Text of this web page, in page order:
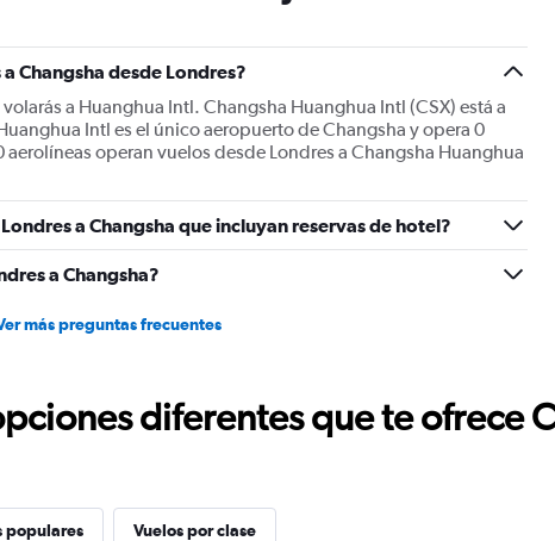
displaying
flights.
Range:
0
2.4.
Changsha desde Londres?
a Huanghua Intl. Changsha Huanghua Intl (CSX) está a
Intl es el único aeropuerto de Changsha y opera 0
operan vuelos desde Londres a Changsha Huanghua
a Changsha que incluyan reservas de hotel?
a Changsha?
más preguntas frecuentes
diferentes que te ofrece
populares Vuelos por clase